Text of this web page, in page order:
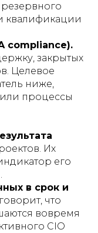
резервного
квалификации
compliance).
закрытых
Целевое
ниже,
процессы
Их
его
в срок и
что
вовремя
CIO